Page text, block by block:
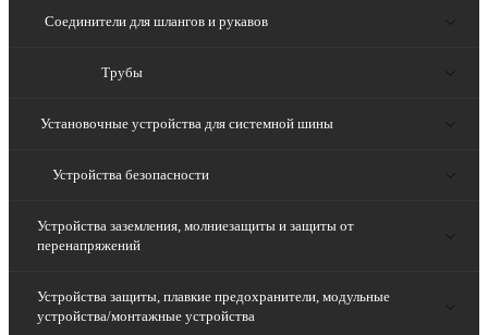
Соединители для шлангов и рукавов
Трубы
Установочные устройства для системной шины
Устройства безопасности
Устройства заземления, молниезащиты и защиты от
перенапряжений
Устройства защиты, плавкие предохранители, модульные
устройства/монтажные устройства